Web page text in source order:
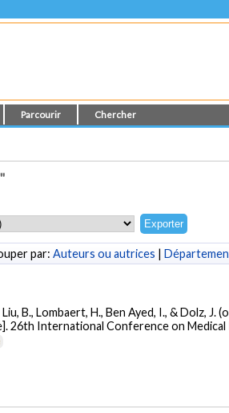
Parcourir Chercher
par: Auteurs ou autrices |
B., Lombaert, H., Ben Ayed, I., & Dolz, J.
26th International Conference on